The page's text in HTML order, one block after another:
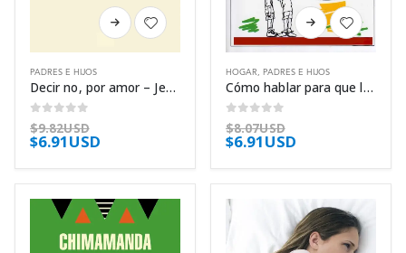
Este
producto
opciones
pueden
elegir
en
la
PADRES E HIJOS
Decir no, por amor – Jesper Juul
0 out of 5
$9.82USD
$6.91USD
Este
producto
múltiples
variantes.
opciones
pueden
elegir
en
la
HOGAR , PADRES E HIJOS
Cómo hablar para que los niños escuchen y cómo escuchar para que los niños hablen – Adele Faber
0 out of 5
$8.07USD
$6.91USD